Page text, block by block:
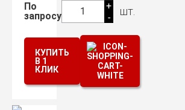
По
запросу
1
+
-
шт.
КУПИТЬ
В 1
КЛИК